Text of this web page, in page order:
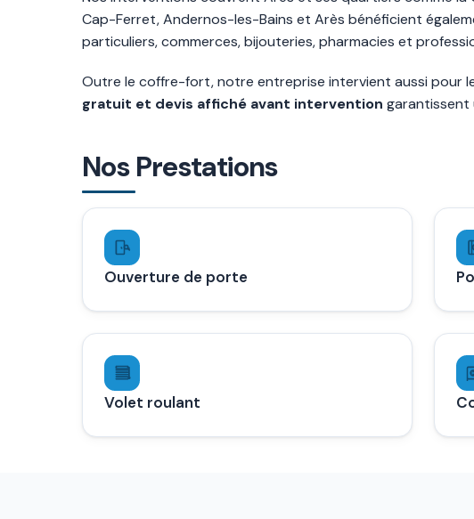
Cap-Ferret, Andernos-les-Bains et Arès bénéficient
particuliers, commerces, bijouteries, pharmacies et
Outre le coffre-fort, notre entreprise intervient aussi pour
gratuit et devis affiché avant intervention garantissent
Nos Prestations
Ouverture de porte
Volet roulant